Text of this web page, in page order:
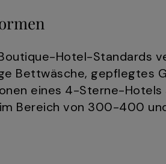
Hotel-Standards
Bettwäsche, gepflegtes
eines 4-Sterne-Hotels
Bereich von 300-400